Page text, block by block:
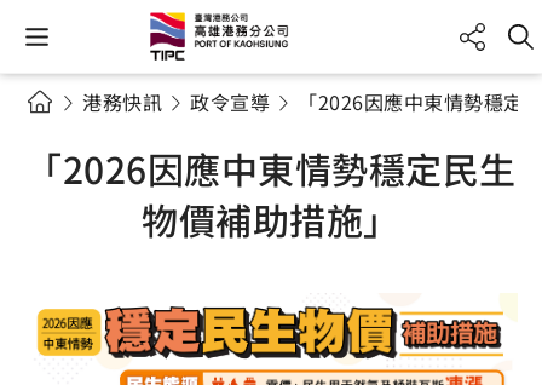
港務快訊 政令宣導 「2026因應中東情勢穩定
「2026因應中東情勢穩定民生
物價補助措施」